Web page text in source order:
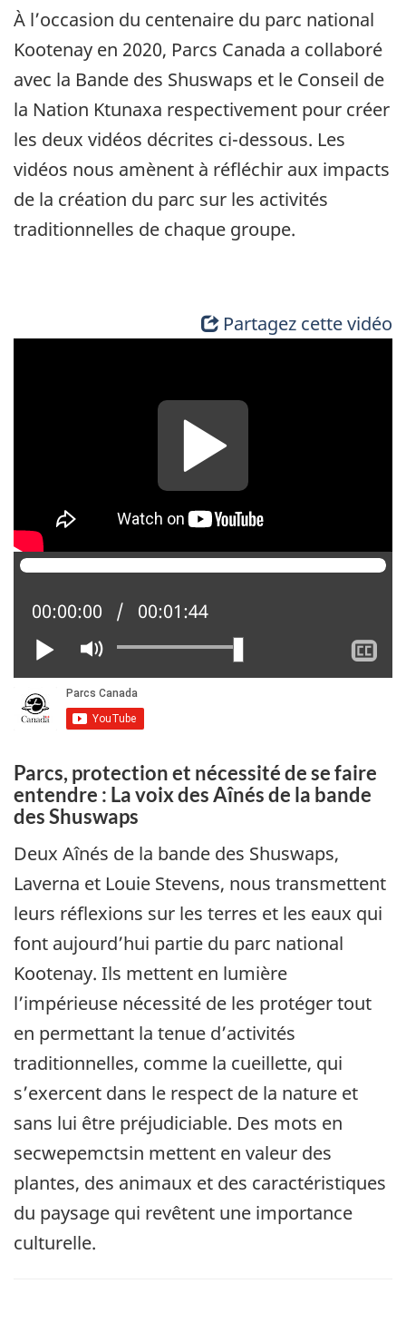
À l’occasion du centenaire du parc national
Kootenay en 2020, Parcs Canada a collaboré
avec la Bande des Shuswaps et le Conseil de
la Nation Ktunaxa respectivement pour créer
les deux vidéos décrites ci-dessous. Les
vidéos nous amènent à réfléchir aux impacts
de la création du parc sur les activités
traditionnelles de chaque groupe.
Partagez cette vidéo
Lire
Activer
le
mode
muet
Position actuelle :
00:00:00 Temps total :
00:01:44
le
Parcs, protection et nécessité de se faire
entendre : La voix des Aînés de la bande
des Shuswaps
Deux Aînés de la bande des Shuswaps,
Laverna et Louie Stevens, nous transmettent
leurs réflexions sur les terres et les eaux qui
font aujourd’hui partie du parc national
Kootenay. Ils mettent en lumière
l’impérieuse nécessité de les protéger tout
en permettant la tenue d’activités
traditionnelles, comme la cueillette, qui
s’exercent dans le respect de la nature et
sans lui être préjudiciable. Des mots en
secwepemctsin mettent en valeur des
plantes, des animaux et des caractéristiques
du paysage qui revêtent une importance
culturelle.